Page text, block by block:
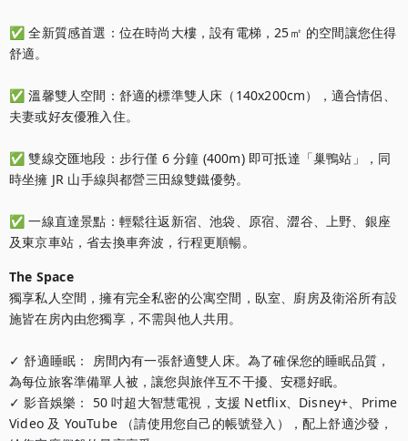
✅ 全新質感首選：位在時尚大樓，設有電梯，25㎡ 的空間讓您住得
舒適。
✅ 溫馨雙人空間：舒適的標準雙人床（140x200cm），適合情侶、
夫妻或好友優雅入住。
✅ 雙線交匯地段：步行僅 6 分鐘 (400m) 即可抵達「巢鴨站」，同
時坐擁 JR 山手線與都營三田線雙鐵優勢。
✅ 一線直達景點：輕鬆往返新宿、池袋、原宿、澀谷、上野、銀座
及東京車站，省去換車奔波，行程更順暢。
The Space
獨享私人空間，擁有完全私密的公寓空間，臥室、廚房及衛浴所有設
施皆在房內由您獨享，不需與他人共用。
✓ 舒適睡眠： 房間內有一張舒適雙人床。為了確保您的睡眠品質，
為每位旅客準備單人被，讓您與旅伴互不干擾、安穩好眠。
✓ 影音娛樂： 50 吋超大智慧電視，支援 Netflix、Disney+、Prime
Video 及 YouTube （請使用您自己的帳號登入），配上舒適沙發，